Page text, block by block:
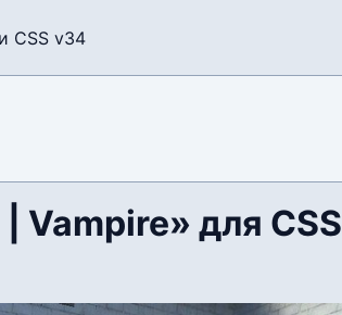
CSS v34
Vampire» для CSS